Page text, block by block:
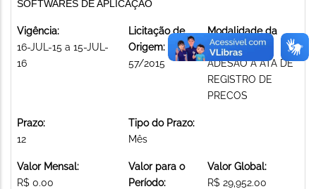
SOFTWARES DE APLICAÇÃO
Vigência:
16-JUL-15 a 15-JUL-
16
Licitação de
Origem:
57/2015
Modalidade da
licitação:
ADESAO A ATA DE
REGISTRO DE
PRECOS
Prazo:
12
Tipo do Prazo:
Mês
Valor Mensal:
R$ 0.00
Valor para o
Período:
Valor Global:
R$ 29,952.00